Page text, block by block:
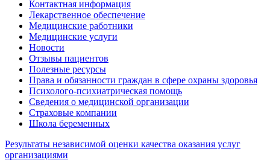
Контактная информация
Лекарственное обеспечение
Медицинские работники
Медицинские услуги
Новости
Отзывы пациентов
Полезные ресурсы
Права и обязанности граждан в сфере охраны здоровья
Психолого-психиатрическая помощь
Сведения о медицинской организации
Страховые компании
Школа беременных
Результаты независимой оценки качества оказания услуг
организациями